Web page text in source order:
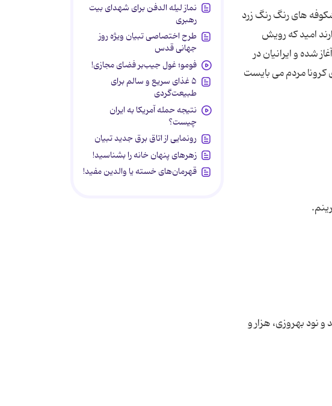
های رنگ رنگ زرد
امید که رویش
شده و ایرانیان در
کرونا مردم می بایست
نود بهروزی، هزار و
نماز لیله الدفن برای شهدای بیت
رهبری
طرح اختصاصی تبیان ویژه روز
جهانی قدس
فومو؛ غول جیب‌بر فضای مجازی!
۵ غذای سریع و سالم برای
طبیعت‌گردی
نتیجه حمله آمریکا به ایران
چیست؟
رونمایی از اتاق برق جدید تبیان
زهرهای پنهان خانه را بشناسید!
قهرمان‌های خسته یا والدین مفید!